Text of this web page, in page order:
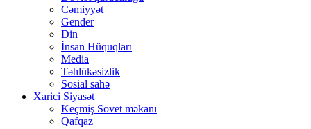
Cəmiyyət
Gender
Din
İnsan Hüquqları
Media
Təhlükəsizlik
Sosial sahə
Xarici Siyasət
Keçmiş Sovet məkanı
Qafqaz